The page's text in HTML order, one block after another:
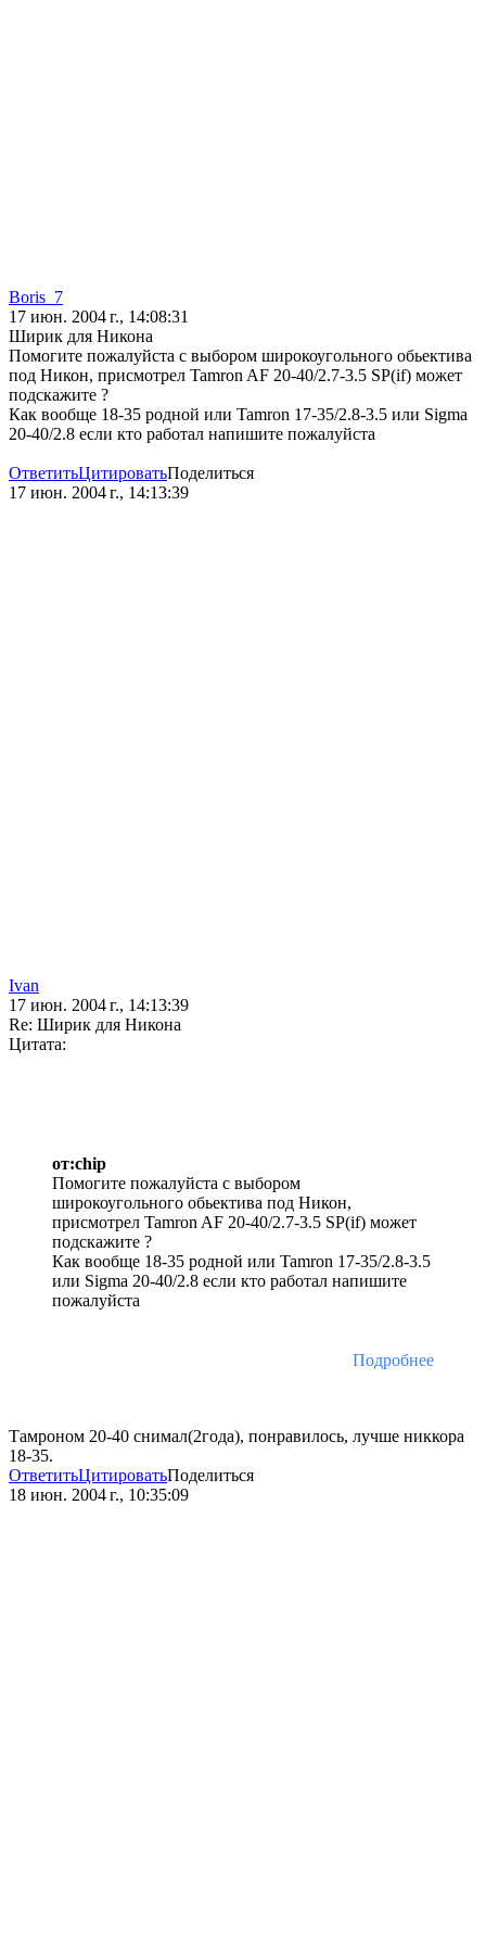
Boris_7
17 июн. 2004 г., 14:08:31
Ширик для Никона
Помогите пожалуйста с выбором широкоугольного обьектива
под Никон, присмотрел Tamron AF 20-40/2.7-3.5 SP(if) может
подскажите ?
Как вообще 18-35 родной или Tamron 17-35/2.8-3.5 или Sigma
20-40/2.8 если кто работал напишите пожалуйста
ОтветитьЦитироватьПоделиться
17 июн. 2004 г., 14:13:39
Ivan
17 июн. 2004 г., 14:13:39
Re: Ширик для Никона
Цитата:
от:chip
Помогите пожалуйста с выбором
широкоугольного обьектива под Никон,
присмотрел Tamron AF 20-40/2.7-3.5 SP(if) может
подскажите ?
Как вообще 18-35 родной или Tamron 17-35/2.8-3.5
или Sigma 20-40/2.8 если кто работал напишите
пожалуйста
Подробнее
Тамроном 20-40 снимал(2года), понравилось, лучше никкора
18-35.
ОтветитьЦитироватьПоделиться
18 июн. 2004 г., 10:35:09